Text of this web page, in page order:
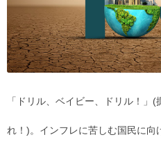
「ドリル、ベイビー、ドリル！」(
れ！)。インフレに苦しむ国民に向